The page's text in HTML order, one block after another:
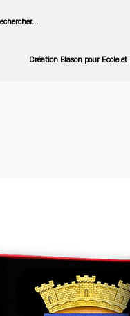
Création Blason pour Ecole et